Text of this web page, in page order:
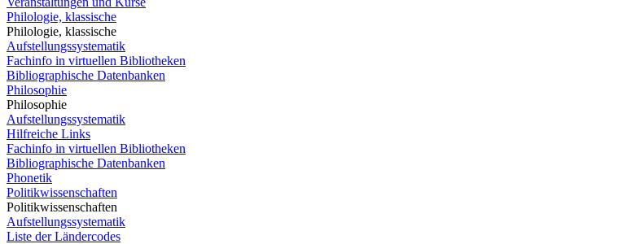
Philologie, klassische
Philologie, klassische
Aufstellungssystematik
Fachinfo in virtuellen Bibliotheken
Bibliographische Datenbanken
Philosophie
Philosophie
Aufstellungssystematik
Hilfreiche Links
Fachinfo in virtuellen Bibliotheken
Bibliographische Datenbanken
Phonetik
Politikwissenschaften
Politikwissenschaften
Aufstellungssystematik
Liste der Ländercodes